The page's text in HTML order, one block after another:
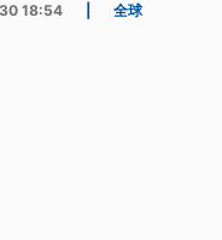
18:54 全球